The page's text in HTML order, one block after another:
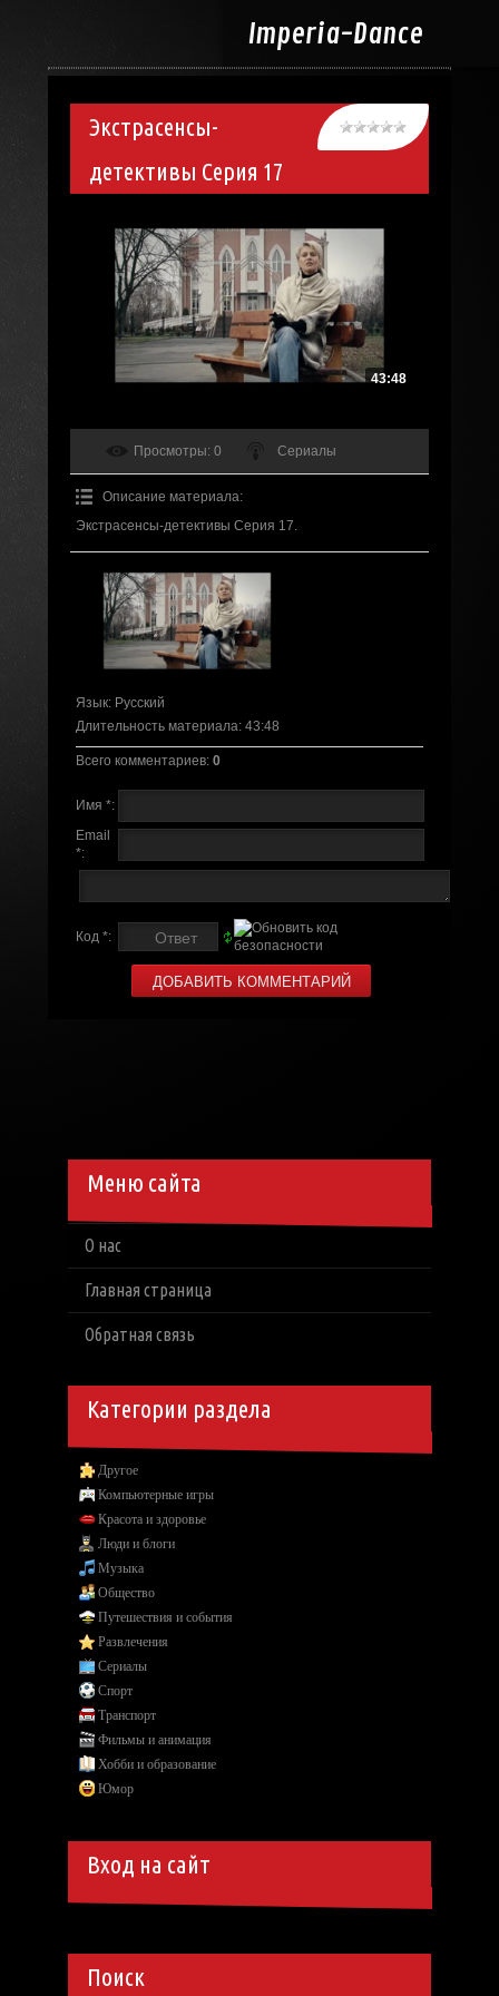
Imperia-Dance
Экстрасенсы-
детективы Серия 17
43:48
Просмотры: 0 Сериалы
Описание материала:
Экстрасенсы-детективы Серия 17.
Язык: Русский
Длительность материала: 43:48
Всего комментариев: 0
Имя *:
Email
*:
Код *:
Меню сайта
О нас
Главная страница
Обратная связь
Категории раздела
Другое
Компьютерные игры
Красота и здоровье
Люди и блоги
Музыка
Общество
Путешествия и события
Развлечения
Сериалы
Спорт
Транспорт
Фильмы и анимация
Хобби и образование
Юмор
Вход на сайт
Поиск